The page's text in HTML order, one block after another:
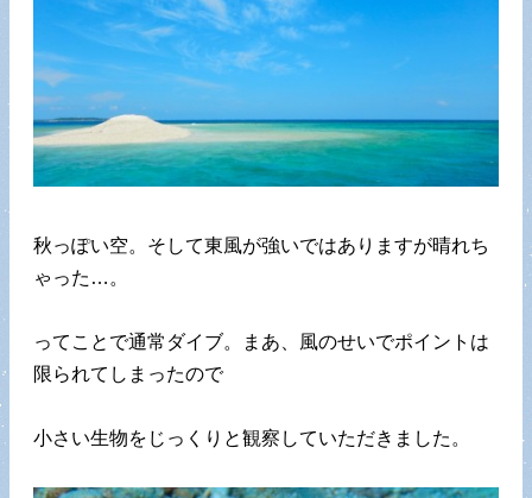
秋っぽい空。そして東風が強いではありますが晴れち
ゃった…。
ってことで通常ダイブ。まあ、風のせいでポイントは
限られてしまったので
小さい生物をじっくりと観察していただきました。